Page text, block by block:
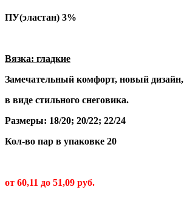
ПУ(эластан) 3%
Вязка: гладкие
Замечательный комфорт, новый дизайн,
в виде стильного снеговика.
Размеры: 18/20; 20/22; 22/24
Кол-во пар в упаковке 20
от 60,11 до 51,09 руб.